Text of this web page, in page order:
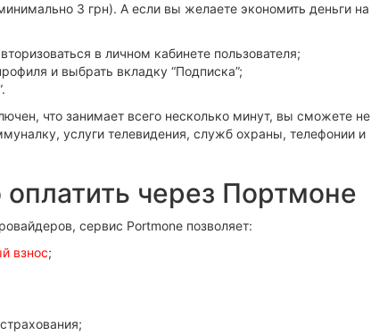
3 грн). А если вы желаете экономить деньги на
в личном кабинете пользователя;
и выбрать вкладку “Подписка”;
что занимает всего несколько минут, вы сможете не
услуги телевидения, служб охраны, телефонии и
через Портмоне
сервис Portmone позволяет:
взнос;